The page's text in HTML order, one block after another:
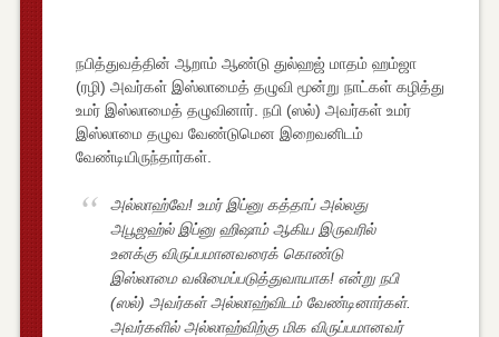
நபித்துவத்தின் ஆறாம் ஆண்டு துல்ஹஜ் மாதம் ஹம்ஜா
(ரழி) அவர்கள் இஸ்லாமைத் தழுவி மூன்று நாட்கள் கழித்து
உமர் இஸ்லாமைத் தழுவினார். நபி (ஸல்) அவர்கள் உமர்
இஸ்லாமை தழுவ வேண்டுமென இறைவனிடம்
வேண்டியிருந்தார்கள்.
அல்லாஹ்வே! உமர் இப்னு கத்தாப் அல்லது
அபூஜஹ்ல் இப்னு ஹிஷாம் ஆகிய இருவரில்
உனக்கு விருப்பமானவரைக் கொண்டு
இஸ்லாமை வலிமைப்படுத்துவாயாக! என்று நபி
(ஸல்) அவர்கள் அல்லாஹ்விடம் வேண்டினார்கள்.
அவர்களில் அல்லாஹ்விற்கு மிக விருப்பமானவர்